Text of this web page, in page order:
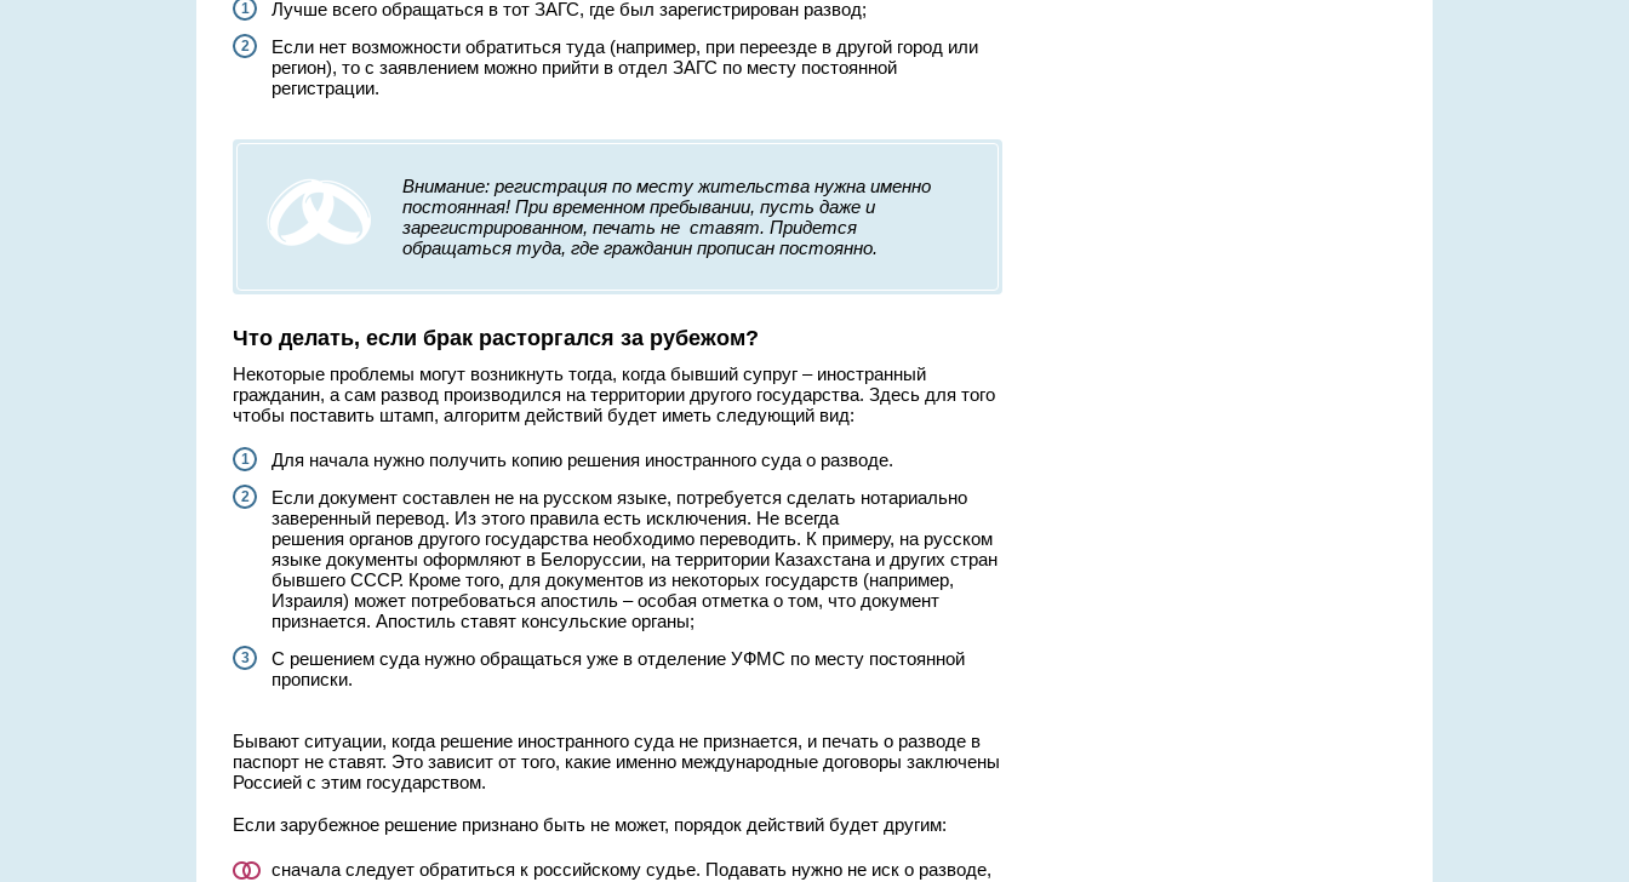
Лучше всего обращаться в тот ЗАГС, где был зарегистрирован развод;
Если нет возможности обратиться туда (например, при переезде в другой город или
регион), то с заявлением можно прийти в отдел ЗАГС по месту постоянной
регистрации.
Внимание: регистрация по месту жительства нужна именно
постоянная! При временном пребывании, пусть даже и
зарегистрированном, печать не ставят. Придется
обращаться туда, где гражданин прописан постоянно.
Что делать, если брак расторгался за рубежом?
Некоторые проблемы могут возникнуть тогда, когда бывший супруг – иностранный
гражданин, а сам развод производился на территории другого государства. Здесь для того
чтобы поставить штамп, алгоритм действий будет иметь следующий вид:
Для начала нужно получить копию решения иностранного суда о разводе.
Если документ составлен не на русском языке, потребуется сделать нотариально
заверенный перевод. Из этого правила есть исключения. Не всегда
решения органов другого государства необходимо переводить. К примеру, на русском
языке документы оформляют в Белоруссии, на территории Казахстана и других стран
бывшего СССР. Кроме того, для документов из некоторых государств (например,
Израиля) может потребоваться апостиль – особая отметка о том, что документ
признается. Апостиль ставят консульские органы;
С решением суда нужно обращаться уже в отделение УФМС по месту постоянной
прописки.
Бывают ситуации, когда решение иностранного суда не признается, и печать о разводе в
паспорт не ставят. Это зависит от того, какие именно международные договоры заключены
Россией с этим государством.
Если зарубежное решение признано быть не может, порядок действий будет другим:
сначала следует обратиться к российскому судье. Подавать нужно не иск о разводе,